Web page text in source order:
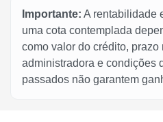
Importante: A rentabilidade
uma cota contemplada
como valor do crédito, prazo
administradora e condições
passados não garantem